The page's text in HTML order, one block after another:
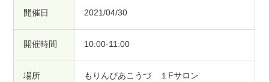
開催日 2021/04/30
開催時間 10:00-11:00
場所 もりんぴあこうづ １Fサロン